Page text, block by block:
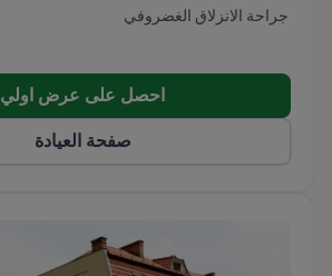
جراحة الانزلاق الغضروفي
احصل على عرض اولي
صفحة العيادة